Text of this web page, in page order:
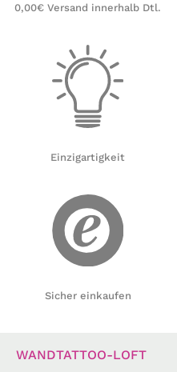
0,00€ Versand innerhalb Dtl.
Einzigartigkeit
Sicher einkaufen
WANDTATTOO-LOFT